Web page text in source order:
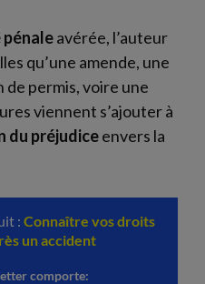
avérée, l’auteur
qu’une amende, une
de permis, voire une
viennent s’ajouter à
du préjudiceenvers la